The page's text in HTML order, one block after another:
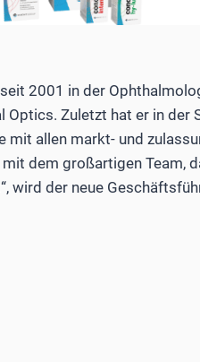
2001 in der
Optics. Zuletzt hat er in der
mit allen markt- und
dem großartigen Team,
wird der neue